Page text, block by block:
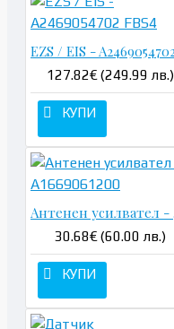
127.82€ (249.99 лв.)
КУПИ
30.68€ (60.00 лв.)
КУПИ